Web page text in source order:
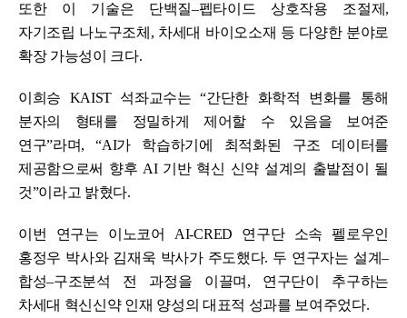
또한 이 기술은 단백질–펩타이드 상호작용 조절제,
자기조립 나노구조체, 차세대 바이오소재 등 다양한 분야로
확장 가능성이 크다.
이희승 KAIST 석좌교수는 “간단한 화학적 변화를 통해
분자의 형태를 정밀하게 제어할 수 있음을 보여준
연구”라며, “AI가 학습하기에 최적화된 구조 데이터를
제공함으로써 향후 AI 기반 혁신 신약 설계의 출발점이 될
것”이라고 밝혔다.
이번 연구는 이노코어 AI-CRED 연구단 소속 펠로우인
홍정우 박사와 김재욱 박사가 주도했다. 두 연구자는 설계–
합성–구조분석 전 과정을 이끌며, 연구단이 추구하는
차세대 혁신신약 인재 양성의 대표적 성과를 보여주었다.